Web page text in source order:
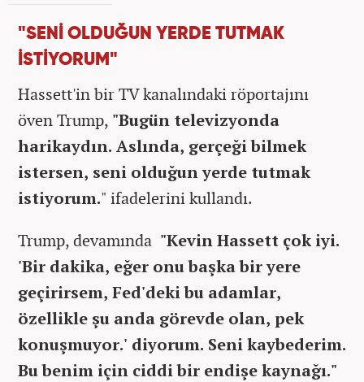
"SENİ OLDUĞUN YERDE TUTMAK
İSTİYORUM"
Hassett'in bir TV kanalındaki röportajını
öven Trump, "Bugün televizyonda
harikaydın. Aslında, gerçeği bilmek
istersen, seni olduğun yerde tutmak
istiyorum." ifadelerini kullandı.
Trump, devamında "Kevin Hassett çok iyi.
'Bir dakika, eğer onu başka bir yere
geçirirsem, Fed'deki bu adamlar,
özellikle şu anda görevde olan, pek
konuşmuyor.' diyorum. Seni kaybederim.
Bu benim için ciddi bir endişe kaynağı."